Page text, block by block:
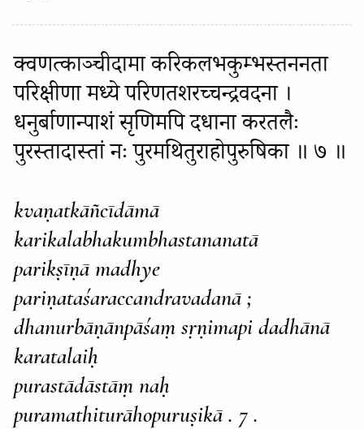
क्वणत्काञ्चीदामा करिकलभकुम्भस्तननता
परिक्षीणा मध्ये परिणतशरच्चन्द्रवदना ।
धनुर्बाणान्पाशं सृणिमपि दधाना करतलैः
पुरस्तादास्तां नः पुरमथितुराहोपुरुषिका ॥ ७ ॥
kvaṇatkāñcīdāmā
karikalabhakumbhastananatā
parikṣīṇā madhye
pariṇataśaraccandravadanā ;
dhanurbāṇānpāśaṃ sṛṇimapi dadhānā
karatalaiḥ
purastādāstāṃ naḥ
puramathiturāhopuruṣikā . 7 .